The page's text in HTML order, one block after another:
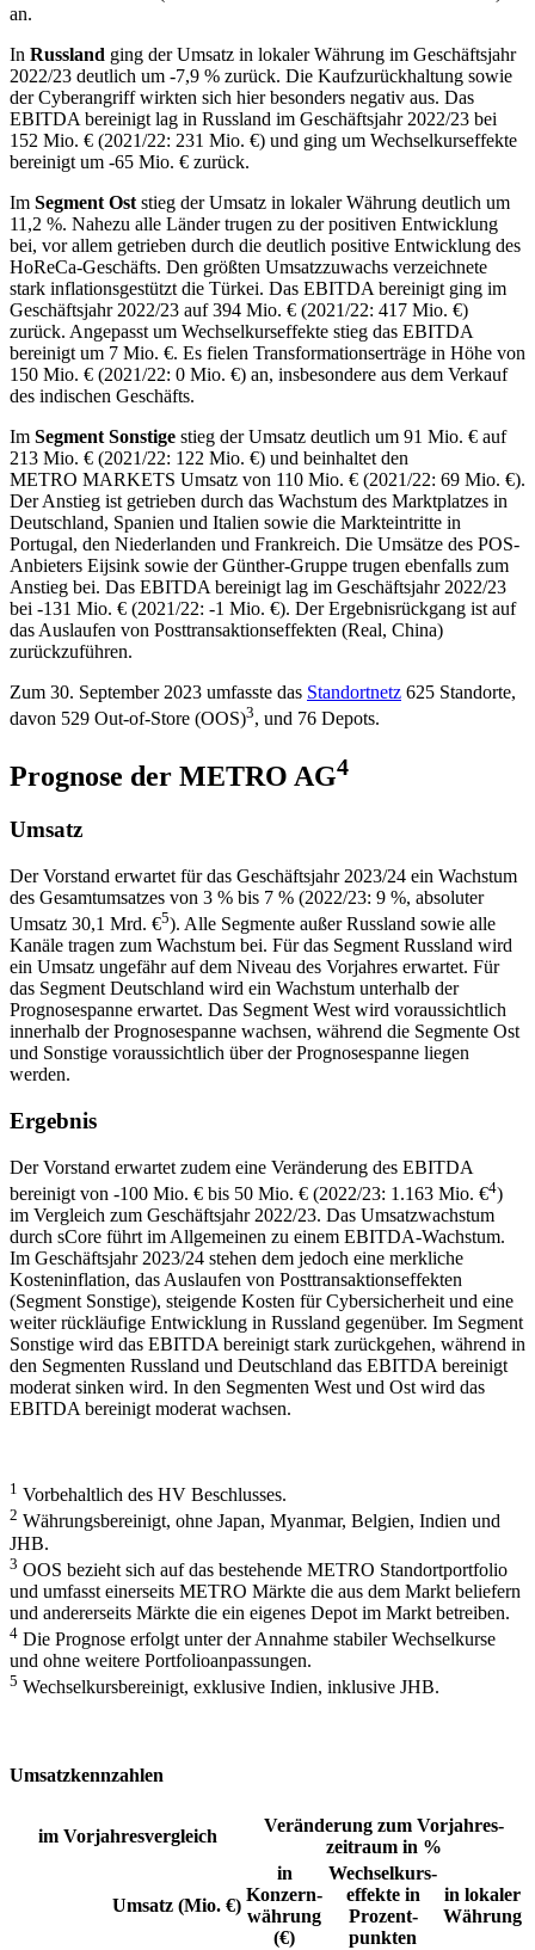
an.
In Russland ging der Umsatz in lokaler Währung im Geschäftsjahr
2022/23 deutlich um -7,9 % zurück. Die Kaufzurückhaltung sowie
der Cyberangriff wirkten sich hier besonders negativ aus. Das
EBITDA bereinigt lag in Russland im Geschäftsjahr 2022/23 bei
152 Mio. € (2021/22: 231 Mio. €) und ging um Wechselkurseffekte
bereinigt um -65 Mio. € zurück.
Im Segment Ost stieg der Umsatz in lokaler Währung deutlich um
11,2 %. Nahezu alle Länder trugen zu der positiven Entwicklung
bei, vor allem getrieben durch die deutlich positive Entwicklung des
HoReCa-Geschäfts. Den größten Umsatzzuwachs verzeichnete
stark inflationsgestützt die Türkei. Das EBITDA bereinigt ging im
Geschäftsjahr 2022/23 auf394 Mio. € (2021/22: 417 Mio. €)
zurück. Angepasst um Wechselkurseffekte stieg das EBITDA
bereinigt um 7 Mio. €. Es fielen Transformationserträge in Höhe von
150 Mio. € (2021/22: 0 Mio. €) an, insbesondere aus dem Verkauf
des indischen Geschäfts.
Im Segment Sonstige stieg der Umsatz deutlich um 91 Mio. € auf
213 Mio. € (2021/22: 122 Mio. €) und beinhaltet den
METRO MARKETS Umsatz von 110 Mio. € (2021/22: 69 Mio. €).
Der Anstieg ist getrieben durch das Wachstum des Marktplatzes in
Deutschland, Spanien und Italien sowie die Markteintritte in
Portugal, den Niederlanden und Frankreich. Die Umsätze des POS-
Anbieters Eijsink sowie der Günther-Gruppe trugen ebenfalls zum
Anstieg bei. Das EBITDA bereinigt lag im Geschäftsjahr 2022/23
bei -131 Mio. € (2021/22: -1 Mio. €). Der Ergebnisrückgang ist auf
das Auslaufen von Posttransaktionseffekten (Real, China)
zurückzuführen.
Zum 30. September 2023 umfasste das Standortnetz 625 Standorte,
davon 529 Out-of-Store (OOS)3, und 76 Depots.
Prognose der METRO AG4
Umsatz
Der Vorstand erwartet für das Geschäftsjahr 2023/24 ein Wachstum
des Gesamtumsatzes von 3 % bis 7 % (2022/23: 9 %, absoluter
Umsatz 30,1 Mrd. €5). Alle Segmente außer Russland sowie alle
Kanäle tragen zum Wachstum bei. Für das Segment Russland wird
ein Umsatz ungefähr auf dem Niveau des Vorjahres erwartet. Für
das Segment Deutschland wird ein Wachstum unterhalb der
Prognosespanne erwartet. Das Segment West wird voraussichtlich
innerhalb der Prognosespanne wachsen, während die Segmente Ost
und Sonstige voraussichtlich über der Prognosespanne liegen
werden.
Ergebnis
Der Vorstand erwartet zudem eine Veränderung des EBITDA
bereinigt von -100 Mio. € bis 50 Mio. € (2022/23: 1.163 Mio. €4)
im Vergleich zum Geschäftsjahr 2022/23. Das Umsatzwachstum
durch sCore führt im Allgemeinen zu einem EBITDA-Wachstum.
Im Geschäftsjahr 2023/24 stehen dem jedoch eine merkliche
Kosteninflation, das Auslaufen von Posttransaktionseffekten
(Segment Sonstige), steigende Kosten für Cybersicherheit und eine
weiter rückläufige Entwicklung in Russland gegenüber. Im Segment
Sonstige wird das EBITDA bereinigt stark zurückgehen, während in
den Segmenten Russland und Deutschland das EBITDA bereinigt
moderat sinken wird. In den Segmenten West und Ost wird das
EBITDA bereinigt moderat wachsen.
1 Vorbehaltlich des HV Beschlusses.
2 Währungsbereinigt, ohne Japan, Myanmar, Belgien, Indien und
JHB.
3 OOS bezieht sich auf das bestehende METRO Standortportfolio
und umfasst einerseits METRO Märkte die aus dem Markt beliefern
und andererseits Märkte die ein eigenes Depot im Markt betreiben.
4 Die Prognose erfolgt unter der Annahme stabiler Wechselkurse
und ohne weitere Portfolioanpassungen.
5 Wechselkursbereinigt, exklusive Indien, inklusive JHB.
Umsatzkennzahlen
im Vorjahresvergleich
Veränderung zum Vorjahres­
zeitraum in %
Umsatz (Mio. €)
in
Konzern­
währung
(€)
Wechsel­kurs­
effekte in
Prozent­
punkten
in lokaler
Währung